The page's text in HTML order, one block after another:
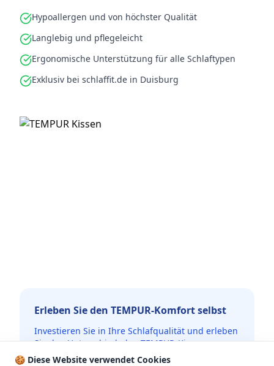
Hypoallergen und von höchster Qualität
Langlebig und pflegeleicht
Ergonomische Unterstützung für alle Schlaftypen
Exklusiv bei schlaffit.de in Duisburg
Erleben Sie den TEMPUR-Komfort selbst
Investieren Sie in Ihre Schlafqualität und erleben
Sie den Unterschied, den TEMPUR-Kissen
machen können. Besuchen Sie uns bei
🍪 Diese Website verwendet Cookies